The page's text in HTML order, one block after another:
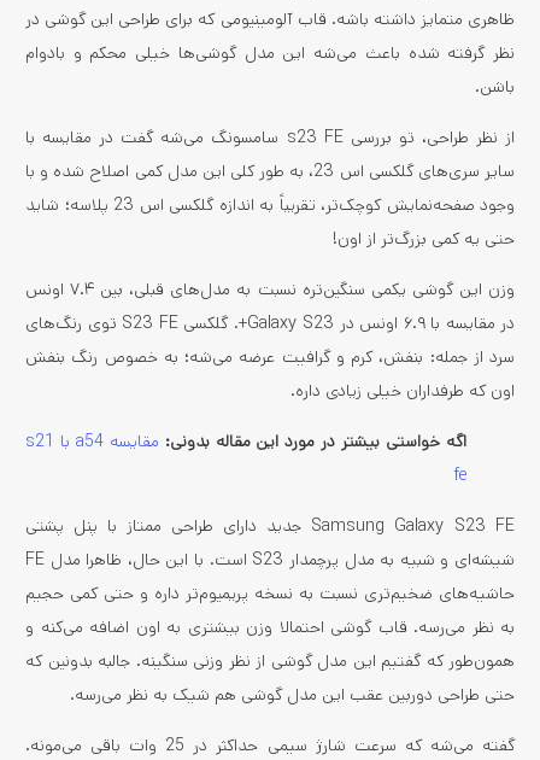
ظاهری متمایز داشته باشه. قاب آلومینیومی که برای طراحی این گوشی در
نظر گرفته شده باعث می‌شه این مدل گوشی‌ها خیلی محکم و بادوام
باشن.
از نظر طراحی، تو بررسی s23 FE سامسونگ می‌شه گفت در مقایسه با
سایر سری‌های گلکسی اس 23، به طور کلی این مدل کمی اصلاح‌ شده و با
وجود صفحه‌نمایش کوچک‌تر، تقریباً به اندازه گلکسی اس 23 پلاسه؛ شاید
حتی یه کمی بزرگ‌تر از اون!
وزن این گوشی یکمی سنگین‌تره نسبت به مدل‌های قبلی، بین ۷.۴ اونس
در مقایسه با ۶.۹ اونس در Galaxy S23+. گلکسی S23 FE توی رنگ‌های
سرد از جمله: بنفش، کرم و گرافیت عرضه می‌شه؛ به خصوص رنگ بنفش
اون که طرفداران خیلی زیادی داره.
اگه خواستی بیشتر در مورد این مقاله بدونی:
مقایسه a54 با s21
fe
Samsung Galaxy S23 FE جدید دارای طراحی ممتاز با پنل پشتی
شیشه‌ای و شبیه به مدل پرچمدار S23 است. با این حال، ظاهرا مدل FE
حاشیه‌های ضخیم‌تری نسبت به نسخه پریمیوم‌تر داره و حتی کمی حجیم
به نظر می‌رسه. قاب گوشی احتمالا وزن بیشتری به اون اضافه می‌کنه و
همون‌طور که گفتیم این مدل گوشی از نظر وزنی سنگینه. جالبه بدونین که
حتی طراحی دوربین عقب این مدل گوشی هم شیک به نظر می‌رسه.
گفته می‌شه که سرعت شارژ سیمی حداکثر در 25 وات باقی می‌مونه.